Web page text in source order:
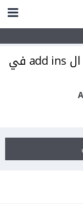
كيف يمككني تفعيل ال add ins في